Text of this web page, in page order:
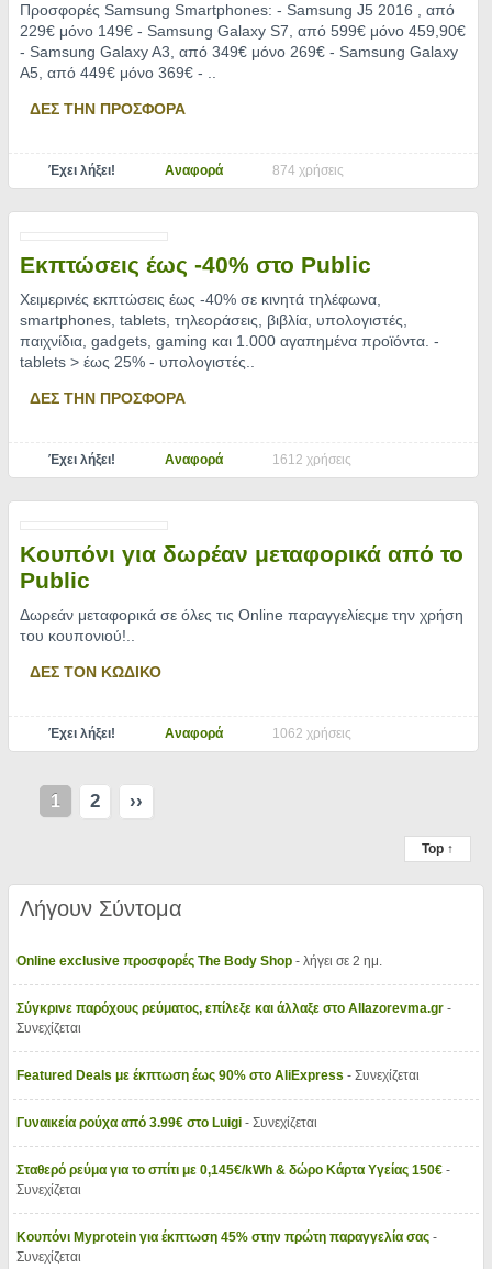
Προσφορές Samsung Smartphones: - Samsung J5 2016 , από
229€ μόνο 149€ - Samsung Galaxy S7, από 599€ μόνο 459,90€
- Samsung Galaxy A3, από 349€ μόνο 269€ - Samsung Galaxy
A5, από 449€ μόνο 369€ -
ΔΕΣ ΤΗΝ ΠΡΟΣΦΟΡΑ
Έχει λήξει! Αναφορά 874 χρήσεις
Εκπτώσεις έως -40% στο Public
Χειμερινές εκπτώσεις έως -40% σε κινητά τηλέφωνα,
smartphones, tablets, τηλεοράσεις, βιβλία, υπολογιστές,
παιχνίδια, gadgets, gaming και 1.000 αγαπημένα προϊόντα. -
tablets > έως 25% - υπολογιστές
ΔΕΣ ΤΗΝ ΠΡΟΣΦΟΡΑ
Έχει λήξει! Αναφορά 1612 χρήσεις
Κουπόνι για δωρέαν μεταφορικά από το
Public
Δωρεάν μεταφορικά σε όλες τις Online παραγγελίεςμε την χρήση
του κουπονιού!
ΔΕΣ ΤΟΝ ΚΩΔΙΚΟ
Έχει λήξει! Αναφορά 1062 χρήσεις
1 2 ››
Top ↑
Λήγουν Σύντομα
Online exclusive προσφορές The Body Shop - λήγει σε 2 ημ.
Σύγκρινε παρόχους ρεύματος, επίλεξε και άλλαξε στο Allazorevma.gr -
Συνεχίζεται
Featured Deals με έκπτωση έως 90% στο AliExpress - Συνεχίζεται
Γυναικεία ρούχα από 3.99€ στο Luigi - Συνεχίζεται
Σταθερό ρεύμα για το σπίτι με 0,145€/kWh & δώρο Κάρτα Υγείας 150€ -
Συνεχίζεται
Κουπόνι Myprotein για έκπτωση 45% στην πρώτη παραγγελία σας -
Συνεχίζεται